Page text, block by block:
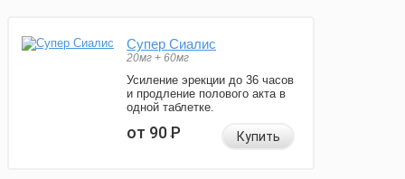
Супер Сиалис
20мг + 60мг
Усиление эрекции до 36 часов
и продление полового акта в
одной таблетке.
от 90Р Купить